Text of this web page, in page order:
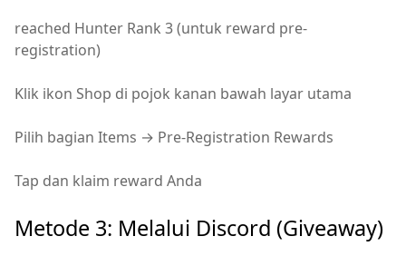
reached Hunter Rank 3 (untuk reward pre-
registration)
Klik ikon Shop di pojok kanan bawah layar utama
Pilih bagian Items → Pre-Registration Rewards
Tap dan klaim reward Anda
Metode 3: Melalui Discord (Giveaway)